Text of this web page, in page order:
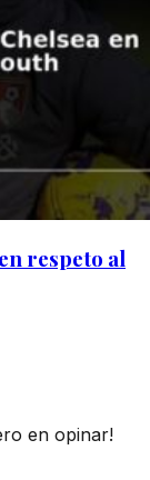
respeto al
en opinar!